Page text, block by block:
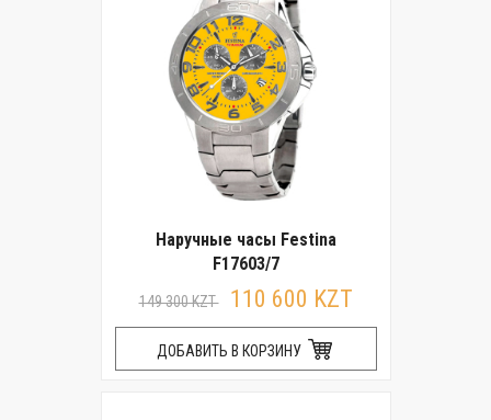
Наручные часы Festina
F17603/7
149 300 KZT 110 600 KZT
ДОБАВИТЬ В КОРЗИНУ